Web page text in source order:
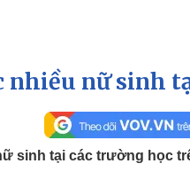
Thể thao
nhiều nữ sinh
sinh tại các trường học